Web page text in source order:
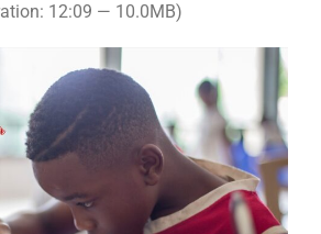
12:09 — 10.0MB)